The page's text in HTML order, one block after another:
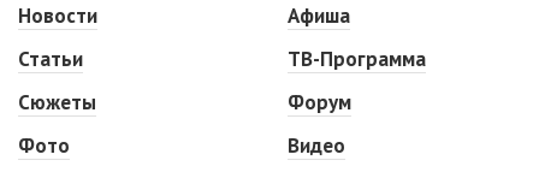
Новости
Статьи
Сюжеты
Фото
Афиша
ТВ-Программа
Форум
Видео